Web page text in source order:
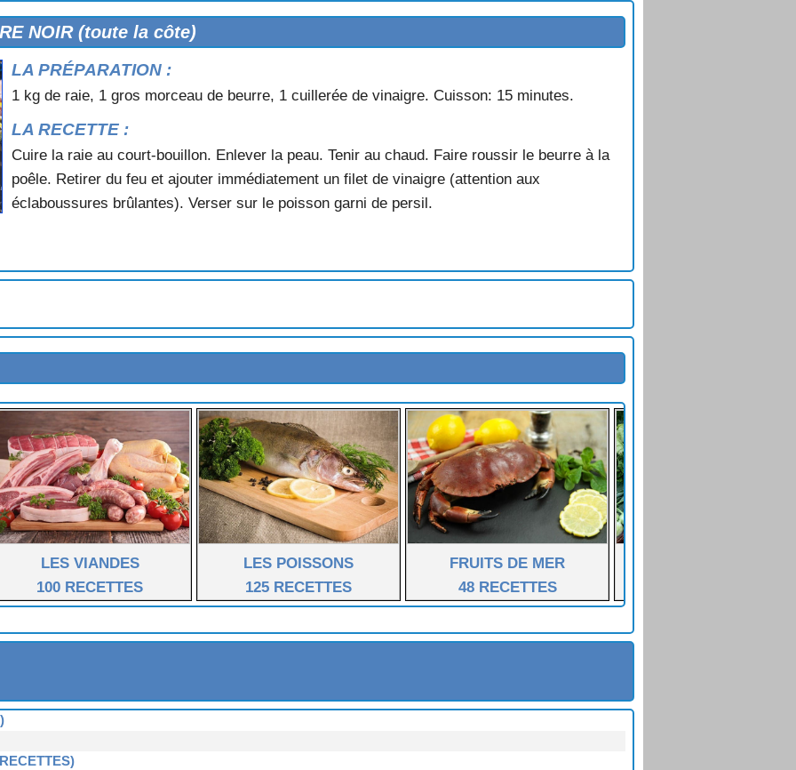
(Léon et Cornouaille)
NOIR (toute la côte)
LA PRÉPARATION :
1 kg de raie, 1 gros morceau de beurre, 1 cuillerée de vinaigre. Cuisson: 15 minutes.
LA RECETTE :
Cuire la raie au court-bouillon. Enlever la peau. Tenir au chaud. Faire roussir le beurre à la
poêle. Retirer du feu et ajouter immédiatement un filet de vinaigre (attention aux
éclaboussures brûlantes). Verser sur le poisson garni de persil.
LES VIANDES
100 RECETTES
LES POISSONS
125 RECETTES
FRUITS DE MER
48 RECETTES